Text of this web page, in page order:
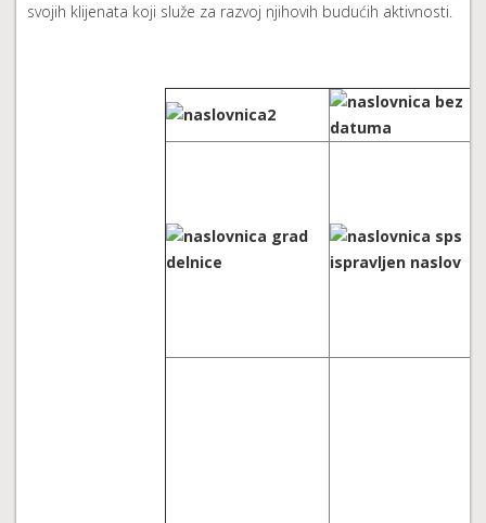
svojih klijenata koji služe za razvoj njihovih budućih aktivnosti.